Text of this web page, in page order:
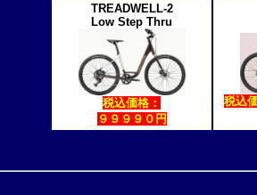
TREADWELL-2
Low Step Thru
税込価格：
９９９９０円
税込